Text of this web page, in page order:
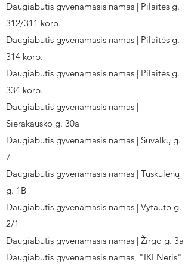
Daugiabutis gyvenamasis namas | Pilaitės g.
312/311 korp.
Daugiabutis gyvenamasis namas | Pilaitės g.
314 korp.
Daugiabutis gyvenamasis namas | Pilaitės g.
334 korp.
Daugiabutis gyvenamasis namas |
Sierakausko g. 30a
Daugiabutis gyvenamasis namas | Suvalkų g.
7
Daugiabutis gyvenamasis namas | Tuskulėnų
g. 1B
Daugiabutis gyvenamasis namas | Vytauto g.
2/1
Daugiabutis gyvenamasis namas | Žirgo g. 3a
Daugiabutis gyvenamasis namas, "IKI Neris"